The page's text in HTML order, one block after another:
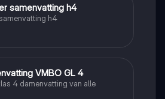
samenvatting h4
h4
VMBO GL 4
4 damenvatting van alle